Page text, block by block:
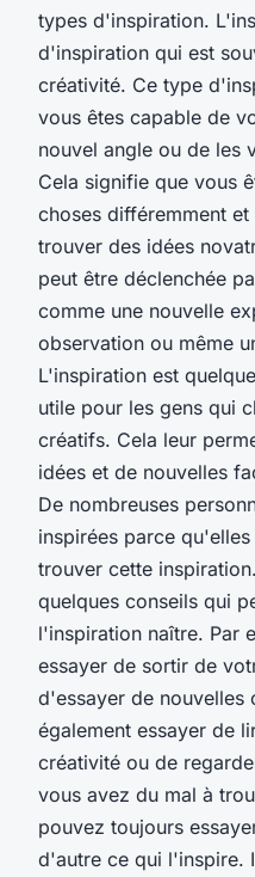
types d'inspiration.
d'inspiration qui est
créativité. Ce type
vous êtes capable de
nouvel angle ou de les
Cela signifie que vous
choses différemment
trouver des idées
peut être déclenchée
comme une nouvelle
observation ou même
L'inspiration est
utile pour les gens qui
créatifs. Cela leur
idées et de nouvelles
De nombreuses
inspirées parce
trouver cette
quelques conseils qui
l'inspiration naître. Par
essayer de sortir de
d'essayer de nouvelles
également essayer de
créativité ou de
vous avez du mal à
pouvez toujours
d'autre ce qui l'inspire.